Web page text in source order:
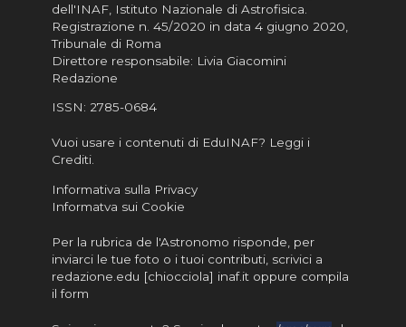
dell'INAF, Istituto Nazionale di Astrofisica
Registrazione n. 45/2020 in data 4 giugno 2020,
Tribunale di Roma
Direttore responsabile: Livia Giacomini
Redazione
ISSN: 2785-0684
Vuoi usare i contenuti di EduINAF? Leggi i
Crediti.
Informativa sulla Privacy
Informatva sui Cookie
Per la rubrica de l'Astronomo risponde, per
inviarci le tue foto o i tuoi contributi, scrivici a
redazione.edu [chiocciola] inaf.it oppure compila
il form